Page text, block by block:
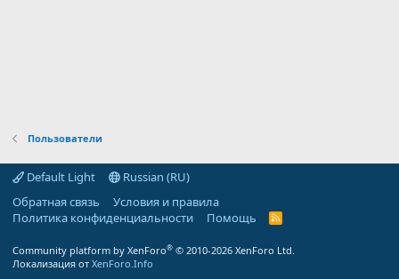
Пользователи
Default Light
Russian (RU)
Обратная связь
Условия и правила
Политика конфиденциальности
Помощь
R
Community platform by XenForo® © 2010-2026 XenForo Ltd.
Локализация от XenForo.Info